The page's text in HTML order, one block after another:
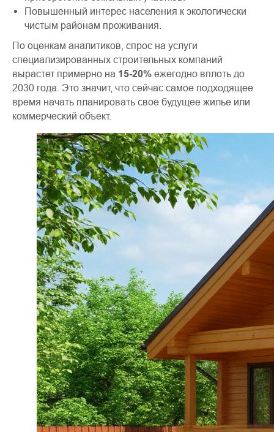
Повышенный интерес населения к экологически
чистым районам проживания.
По оценкам аналитиков, спрос на услуги
специализированных строительных компаний
вырастет примерно на 15-20% ежегодно вплоть до
2030 года. Это значит, что сейчас самое подходящее
время начать планировать свое будущее жилье или
коммерческий объект.
КОММЕРЧЕСКАЯ
НЕДВИЖИМОСТЬ
Статьи
Блог
Цены
Главная
Презентация
Проектирование
ДОКУМЕНТЫ
Согласие на обработку
персональных данных
Политика конфиденциальности
КОНТАКТЫ
ИНН 6165223708
г. Ростов-на-Дону,
ул. Вавилова 73Д, оф. 313
ООО СК "БРАИТ-ГРУПП"
8 (863) 229-06-65
(для поставщиков)
sk.brait-snab@yandex.ru
sk.brait@yandex.ru
8 (938) 121-44-19
Портфолио
Проектирование
Ипотека
Технология
строительства
Главная
Презентация
Проекты
ДОМ МЕЧТЫ